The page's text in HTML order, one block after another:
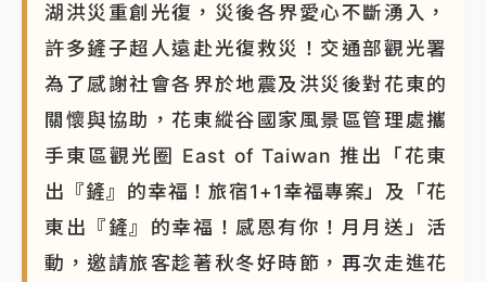
湖洪災重創光復，災後各界愛心不斷湧入，
許多鏟子超人遠赴光復救災！交通部觀光署
為了感謝社會各界於地震及洪災後對花東的
關懷與協助，花東縱谷國家風景區管理處攜
手東區觀光圈 East of Taiwan 推出「花東
出『鏟』的幸福！旅宿1+1幸福專案」及「花
東出『鏟』的幸福！感恩有你！月月送」活
動，邀請旅客趁著秋冬好時節，再次走進花